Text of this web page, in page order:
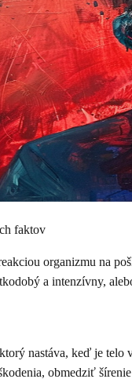
faktov
organizmu na
a intenzívny,
nastáva, keď je telo
obmedziť